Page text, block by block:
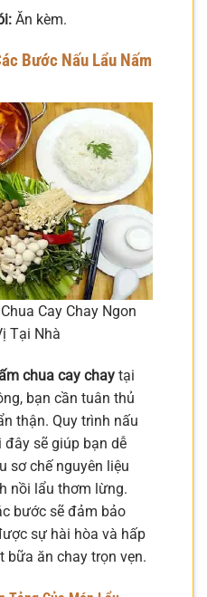
Ăn kèm.
Bước Nấu Lẩu Nấm
Cay Chay Ngon
Tại Nhà
chua cay chay tại
bạn cần tuân thủ
thận. Quy trình nấu
sẽ giúp bạn dễ
sơ chế nguyên liệu
nồi lẩu thơm lừng.
bước sẽ đảm bảo
sự hài hòa và hấp
bữa ăn chay trọn vẹn.